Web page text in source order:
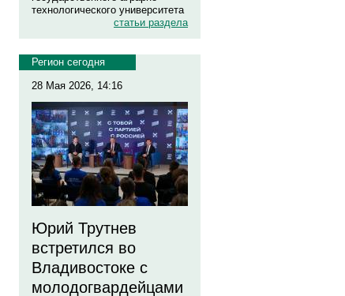
технологического университета
статьи раздела
Регион сегодня
28 Мая 2026, 14:16
Юрий Трутнев
встретился во
Владивостоке с
молодогвардейцами